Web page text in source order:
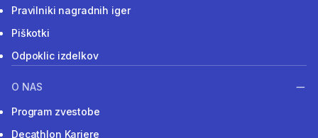
Pravilniki nagradnih iger
Piškotki
Odpoklic izdelkov
O NAS
Program zvestobe
Decathlon Kariere